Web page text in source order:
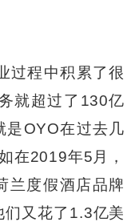
过程中积累了很
就超过了130亿
是OYO在过去几
在2019年5月，
兰度假酒店品牌
又花了1.3亿美